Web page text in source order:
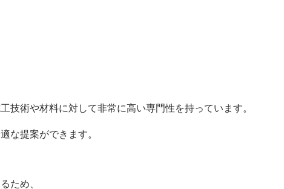
や材料に対して非常に高い専門性を持っています。
提案ができます。
め、